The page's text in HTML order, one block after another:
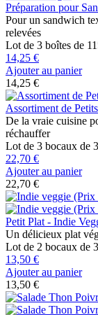
Préparation pour
Pour un sandwich
relevées
Lot de 3 boîtes de
14,25 €
Ajouter au panier
14,25 €
Assortiment de
De la vraie cuisine
réchauffer
Lot de 3 bocaux de
22,70 €
Ajouter au panier
22,70 €
Petit Plat - Indie
Un délicieux plat
Lot de 2 bocaux de
13,50 €
Ajouter au panier
13,50 €